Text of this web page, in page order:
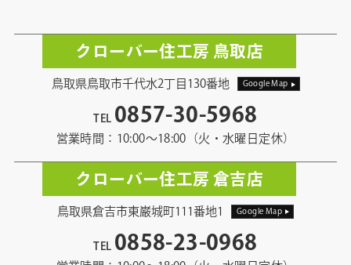
クローバー住工房 鳥取店
鳥取県鳥取市千代水2丁目130番地 Google Map
TEL 0857-30-5968
営業時間：10:00〜18:00（火・水曜日定休）
クローバー住工房 倉吉店
鳥取県倉吉市東巌城町111番地1 Google Map
TEL 0858-23-0968